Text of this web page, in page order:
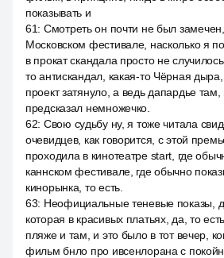
показывать и
61: Смотреть он почти не был
Московском фестивале, насколько я
в прокат скандала просто не
то антискандал, какая-то Чёрная
проект затянуло, а ведь дапардье там,
предсказал немножечко.
62: Свою судьбу ну, я тоже читала
очевидцев, как говорится, с этой
проходила в кинотеатре start, где
каннском фестивале, где обычно
кинорынка, то есть.
63: Неофициальные теневые показы,
которая в красивых платьях, да, то
пляже и там, и это было в тот вечер,
фильм бнло про ивсенлорана с